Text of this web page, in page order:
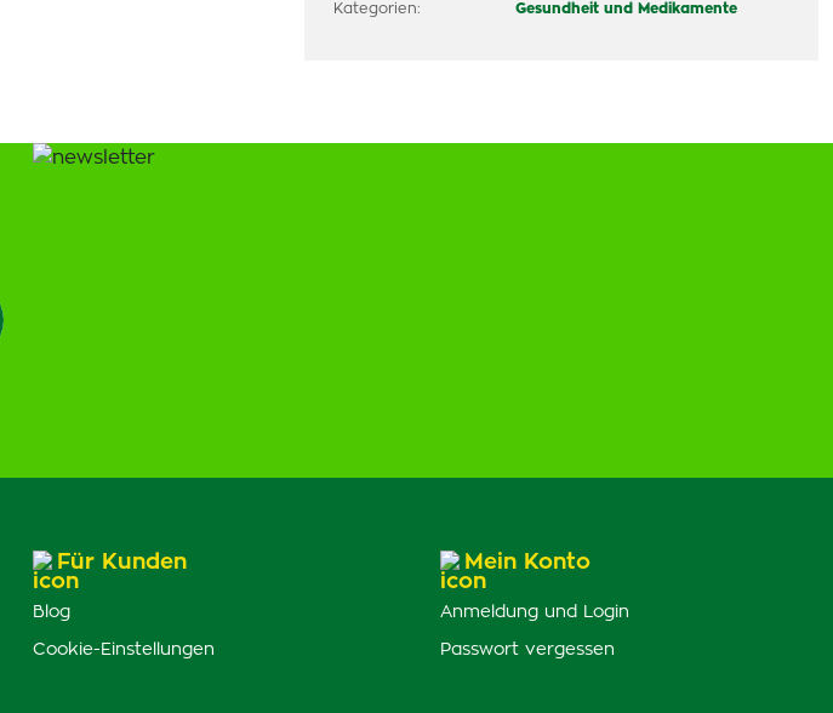
Kategorien: Gesundheit und Medikamente
Für Kunden
Blog
Cookie-Einstellungen
Mein Konto
Anmeldung und Login
Passwort vergessen